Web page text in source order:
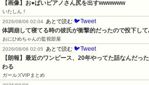
【画像】お●ぱいピアノさん尻を出すwwwwww
いたしん！
2026/08/06 02:04 あとで読む 🐦Tweet
体調崩して寝てる時の彼氏が衝撃的だったので投下して
おにひめちゃんの監視部屋
2026/08/06 02:05
あとで読む 🐦Tweet
【朗報】最近のワンピース、20年やってた話なんだっ
わる
ガールズVIPまとめ